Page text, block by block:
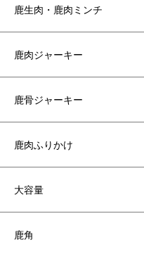
鹿生肉・鹿肉ミンチ
鹿肉ジャーキー
鹿骨ジャーキー
鹿肉ふりかけ
大容量
鹿角